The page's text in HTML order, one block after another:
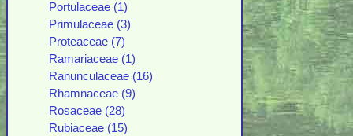
Portulaceae (1)
Primulaceae (3)
Proteaceae (7)
Ramariaceae (1)
Ranunculaceae (16)
Rhamnaceae (9)
Rosaceae (28)
Rubiaceae (15)